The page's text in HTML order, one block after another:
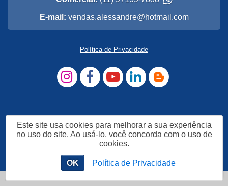
Me Chame no WhatsApp
E-mail: vendas.alessandre@hotmail.com
Política de Privacidade
Este site usa cookies para melhorar a sua experiência
no uso do site. Ao usá-lo, você concorda com o uso de
cookies.
OK Política de Privacidade